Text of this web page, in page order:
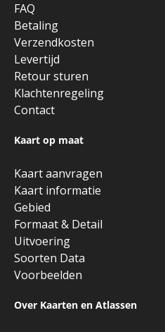
FAQ
Betaling
Verzendkosten
Levertijd
Retour sturen
Klachtenregeling
Contact
Kaart op maat
Kaart aanvragen
Kaart informatie
Gebied
Formaat & Detail
Uitvoering
Soorten Data
Voorbeelden
Over Kaarten en Atlassen